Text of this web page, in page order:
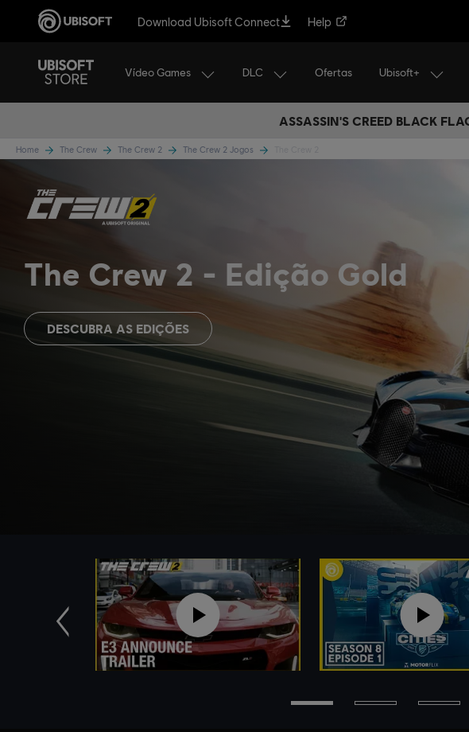
Download Ubisoft Connect Help
Vídeo Games DLC Ofertas Ubisoft+
ASSASSIN'S CREED BLACK
Home The Crew The Crew 2 The Crew 2 Jogos
The Crew 2 Edição Gold
DESCUBRA AS EDIÇÕES
Anterior